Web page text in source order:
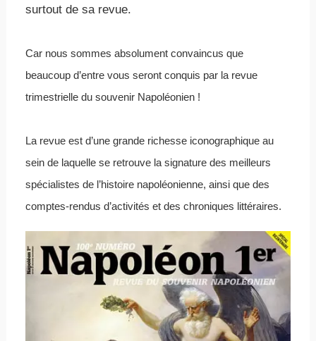
surtout de sa revue.
Car nous sommes absolument convaincus que
beaucoup d’entre vous seront conquis par la revue
trimestrielle du souvenir Napoléonien !
La revue est d’une grande richesse iconographique au
sein de laquelle se retrouve la signature des meilleurs
spécialistes de l’histoire napoléonienne, ainsi que des
comptes-rendus d’activités et des chroniques littéraires.